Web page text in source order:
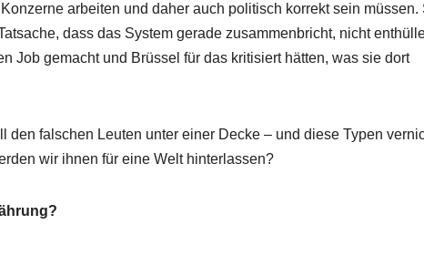
arbeiten und daher auch politisch korrekt sein müssen.
dass das System gerade zusammenbricht, nicht
Job gemacht und Brüssel für das kritisiert hätten, was sie dort
den falschen Leuten unter einer Decke – und diese Typen
wir ihnen für eine Welt hinterlassen?